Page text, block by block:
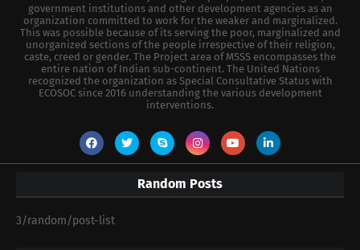
government institutions and other development agencies as an
organization committed to work for the weaker and marginalized.
This was possible because of its serving the poor, marginalized and
unorganized sections of the people irrespective of their religion,
caste, creed or gender. The Project area of MSSS encompasses the
entire nation of Indian sub-continent. The United Nations
recognized the organization as Special Consultative Status with
ECOSOC since 2016 understanding the various development
interventions.
Random Posts
3/random/post-list